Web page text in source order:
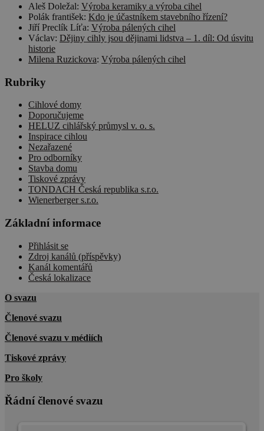
Aleš Doležal: Výroba keramiky a výroba cihel
Polák františek: Kdo je účastníkem stavebního řízení?
Jiří Preclík Líťa: Výroba pálených cihel
Václav: Dějiny cihly jsou dějinami lidstva – 1. díl: Od úsvitu
historie
Milena Ruzickova: Výroba pálených cihel
Rubriky
Cihlové domy
Doporučujeme
HELUZ cihlářský průmysl v. o. s.
Inspirace cihlou
Nezařazené
Pro odborníky
Stavba domu
Tiskové zprávy
TONDACH Česká republika s.r.o.
Wienerberger s.r.o.
Základní informace
Přihlásit se
Zdroj kanálů (příspěvky)
Kanál komentářů
Česká lokalizace
O svazu
Členové svazu
Členové svazu v médiích
Tiskové zprávy
Pro školy
Řádní členové svazu